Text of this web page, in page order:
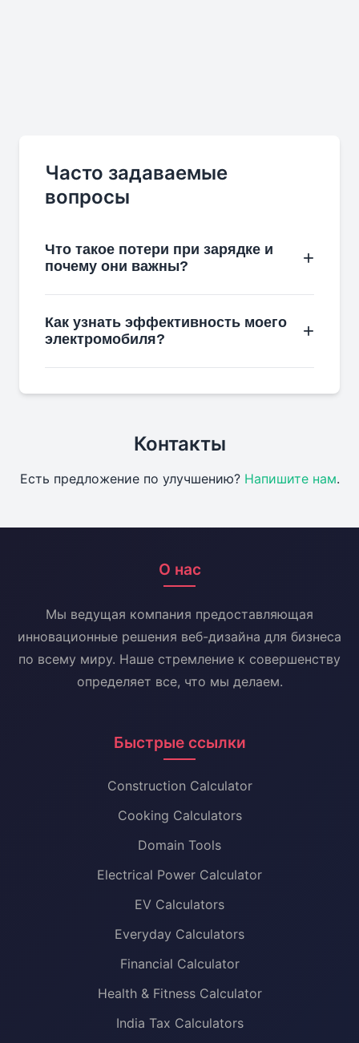
Часто задаваемые
вопросы
Что такое потери при зарядке и
почему они важны?
Как узнать эффективность моего
электромобиля?
Контакты
Есть предложение по улучшению? Напишите нам.
О нас
Мы ведущая компания предоставляющая
инновационные решения веб-дизайна для бизнеса
по всему миру. Наше стремление к совершенству
определяет все, что мы делаем.
Быстрые ссылки
Construction Calculator
Cooking Calculators
Domain Tools
Electrical Power Calculator
EV Calculators
Everyday Calculators
Financial Calculator
Health & Fitness Calculator
India Tax Calculators